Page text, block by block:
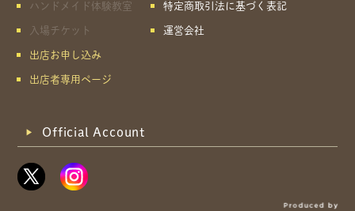
ハンドメイド体験教室
入場チケット
出店お申し込み
出店者専用ページ
特定商取引法に基づく表記
運営会社
Official Account